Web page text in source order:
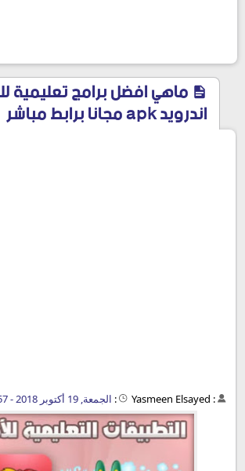
ماهي افضل برامج تعليمية
اندرويد apk مجانا برابط مباشر
:
Yasmeen Elsayed
: الجمعة, 19 أكتوبر 2018 - 10:57 ص